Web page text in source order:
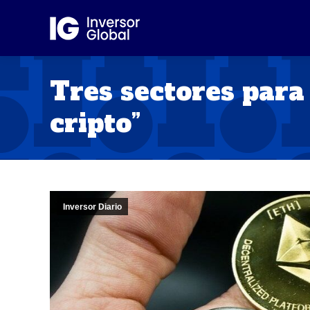
Tres sectores
cripto”
Inversor Diario